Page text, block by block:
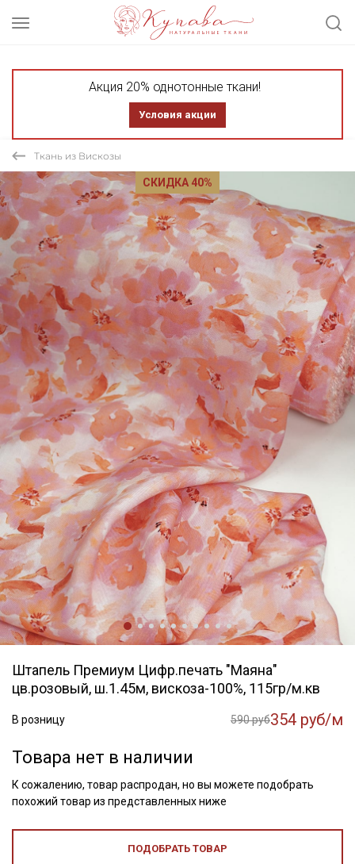
Акция 20% однотонные ткани!
Условия акции
Ткань из Вискозы
СКИДКА 40%
Штапель Премиум Цифр.печать "Маяна"
цв.розовый, ш.1.45м, вискоза-100%, 115гр/м.кв
В розницу 590 руб354 руб/м
Товара нет в наличии
К сожалению, товар распродан, но вы можете подобрать
похожий товар из представленных ниже
ПОДОБРАТЬ ТОВАР